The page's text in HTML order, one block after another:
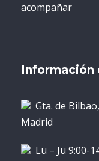
acompañar
Información
Gta. de
Madrid
Lu – Ju